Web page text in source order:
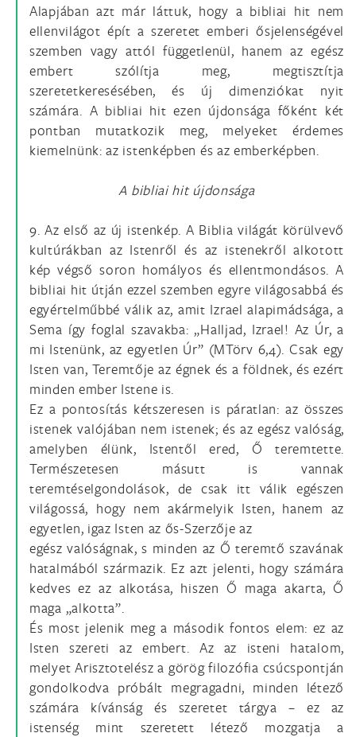
Alapjában azt már láttuk, hogy a bibliai hit nem
ellenvilágot épít a szeretet emberi ősjelenségével
szemben vagy attól függetlenül, hanem az egész
embert szólítja meg, megtisztítja
szeretetkeresésében, és új dimenziókat nyit
számára. A bibliai hit ezen újdonsága főként két
pontban mutatkozik meg, melyeket érdemes
kiemelnünk: az istenképben és az emberképben.
A bibliai hit újdonsága
9. Az első az új istenkép. A Biblia világát körülvevő
kultúrákban az Istenről és az istenekről alkotott
kép végső soron homályos és ellentmondásos. A
bibliai hit útján ezzel szemben egyre világosabbá és
egyértelműbbé válik az, amit Izrael alapimádsága, a
Sema így foglal szavakba: „Halljad, Izrael! Az Úr, a
mi Istenünk, az egyetlen Úr” (MTörv 6,4). Csak egy
Isten van, Teremtője az égnek és a földnek, és ezért
minden ember Istene is.
Ez a pontosítás kétszeresen is páratlan: az összes
istenek valójában nem istenek; és az egész valóság,
amelyben élünk, Istentől ered, Ő teremtette.
Természetesen másutt is vannak
teremtéselgondolások, de csak itt válik egészen
világossá, hogy nem akármelyik Isten, hanem az
egyetlen, igaz Isten az ős-Szerzője az
egész valóságnak, s minden az Ő teremtő szavának
hatalmából származik. Ez azt jelenti, hogy számára
kedves ez az alkotása, hiszen Ő maga akarta, Ő
maga „alkotta”.
És most jelenik meg a második fontos elem: ez az
Isten szereti az embert. Az az isteni hatalom,
melyet Arisztotelész a görög filozófia csúcspontján
gondolkodva próbált megragadni, minden létező
számára kívánság és szeretet tárgya – ez az
istenség mint szeretett létező mozgatja a